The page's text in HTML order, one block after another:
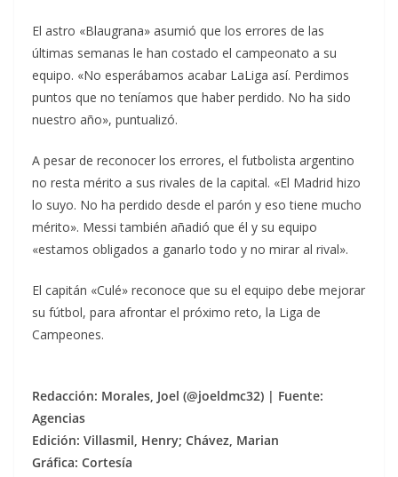
El astro «Blaugrana» asumió que los errores de las
últimas semanas le han costado el campeonato a su
equipo. «No esperábamos acabar LaLiga así. Perdimos
puntos que no teníamos que haber perdido. No ha sido
nuestro año», puntualizó.
A pesar de reconocer los errores, el futbolista argentino
no resta mérito a sus rivales de la capital. «El Madrid hizo
lo suyo. No ha perdido desde el parón y eso tiene mucho
mérito». Messi también añadió que él y su equipo
«estamos obligados a ganarlo todo y no mirar al rival».
El capitán «Culé» reconoce que su el equipo debe mejorar
su fútbol, para afrontar el próximo reto, la Liga de
Campeones.
Redacción: Morales, Joel (@joeldmc32) | Fuente:
Agencias
Edición: Villasmil, Henry; Chávez, Marian
Gráfica: Cortesía